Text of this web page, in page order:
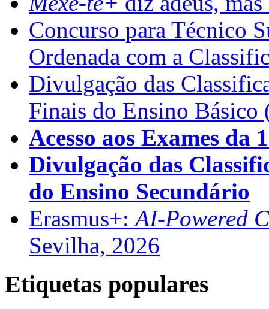
Concurso para Técnico
Ordenada com a
Divulgação das
Finais do Ensino Básico
Acesso aos Exames da
Divulgação das
do Ensino Secundário
Erasmus+:AI-Powered
Sevilha, 2026
Etiquetas populares